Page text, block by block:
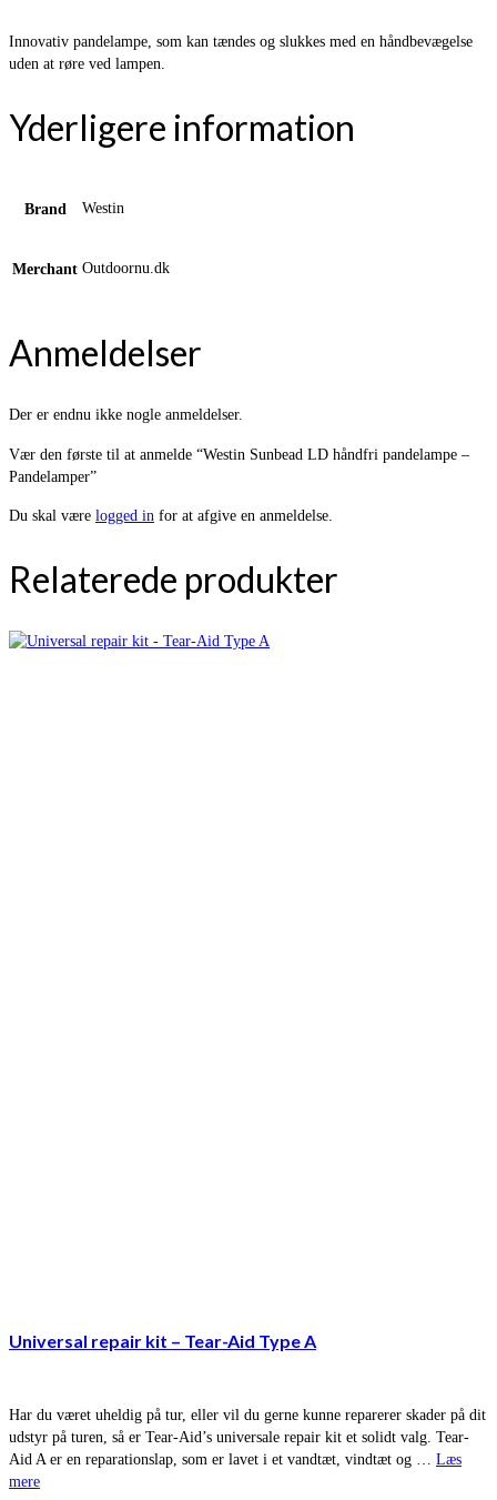
Innovativ pandelampe, som kan tændes og slukkes med en håndbevægelse
uden at røre ved lampen.
Yderligere information
Brand Westin
Merchant Outdoornu.dk
Anmeldelser
Der er endnu ikke nogle anmeldelser.
Vær den første til at anmelde “Westin Sunbead LD håndfri pandelampe –
Pandelamper”
Du skal være logged in for at afgive en anmeldelse.
Relaterede produkter
Universal repair kit – Tear-Aid Type A
Har du været uheldig på tur, eller vil du gerne kunne reparerer skader på dit
udstyr på turen, så er Tear-Aid’s universale repair kit et solidt valg. Tear-
Aid A er en reparationslap, som er lavet i et vandtæt, vindtæt og … Læs
mere